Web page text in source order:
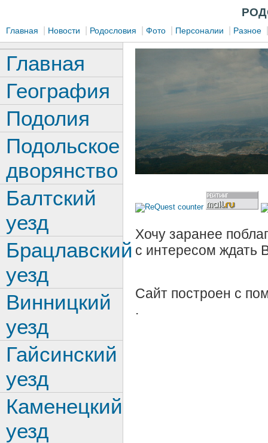
Главная Новости Родословия Фото Персоналии Разное
Хочу заранее
с интересом ждать
Сайт построен с
.
Главная
География
Подолия
Подольское
дворянство
Балтский
уезд
Брацлавский
уезд
Винницкий
уезд
Гайсинский
уезд
Каменецкий
уезд